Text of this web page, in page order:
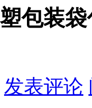
包装
发表评论